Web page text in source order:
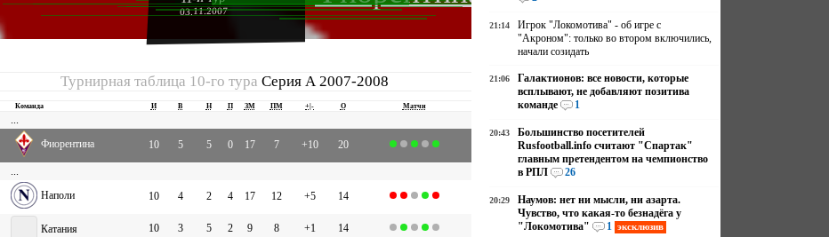
03.11.2007
Турнирная таблица 10-го тураСерия А 2007-2008
Команда И В Н П ЗМ ПМ +|- О Матчи
...
Фиорентина 10 5 5 0 17 7 +10 20
...
Наполи 10 4 2 4 17 12 +5 14
Катания 10 3 5 2 9 8 +1 14
21:14
Игрок "Локомотива" - об игре с
"Акроном": только во втором включились,
начали созидать
21:06
Галактионов: все новости, которые
всплывают, не добавляют позитива
команде
1
20:43
Большинство посетителей
Rusfootball.info считают "Спартак"
главным претендентом на чемпионство
в РПЛ
26
20:29
Наумов: нет ни мысли, ни азарта.
Чувство, что какая-то безнадёга у
"Локомотива"
1 эксклюзив